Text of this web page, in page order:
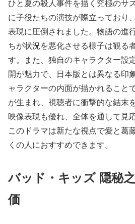
ひと夏の殺人事件を描く究極のサ
に子役たちの演技が際立っており
表現に圧倒されました。物語の進
ちが状況を悪化させる様子は観る
す。また、独自のキャラクター設
開が魅力で、日本版とは異なる印
ャラクターの内面が描かれること
が生まれ、視聴者に衝撃的な結末
映像表現も優れ、全体を通して見
このドラマは新たな視点で愛と葛
くの人におすすめできます。
バッド・キッズ 隠秘
価